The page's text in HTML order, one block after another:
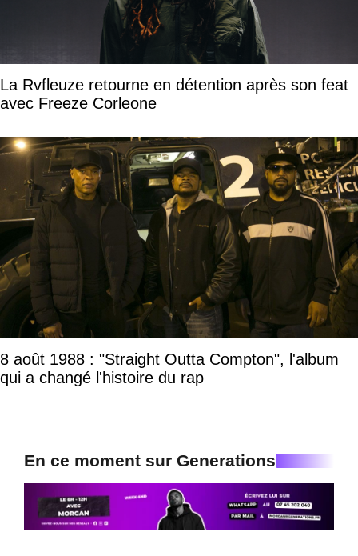
La Rvfleuze retourne en détention après son feat
avec Freeze Corleone
8 août 1988 : "Straight Outta Compton", l'album
qui a changé l'histoire du rap
En ce moment sur Generations